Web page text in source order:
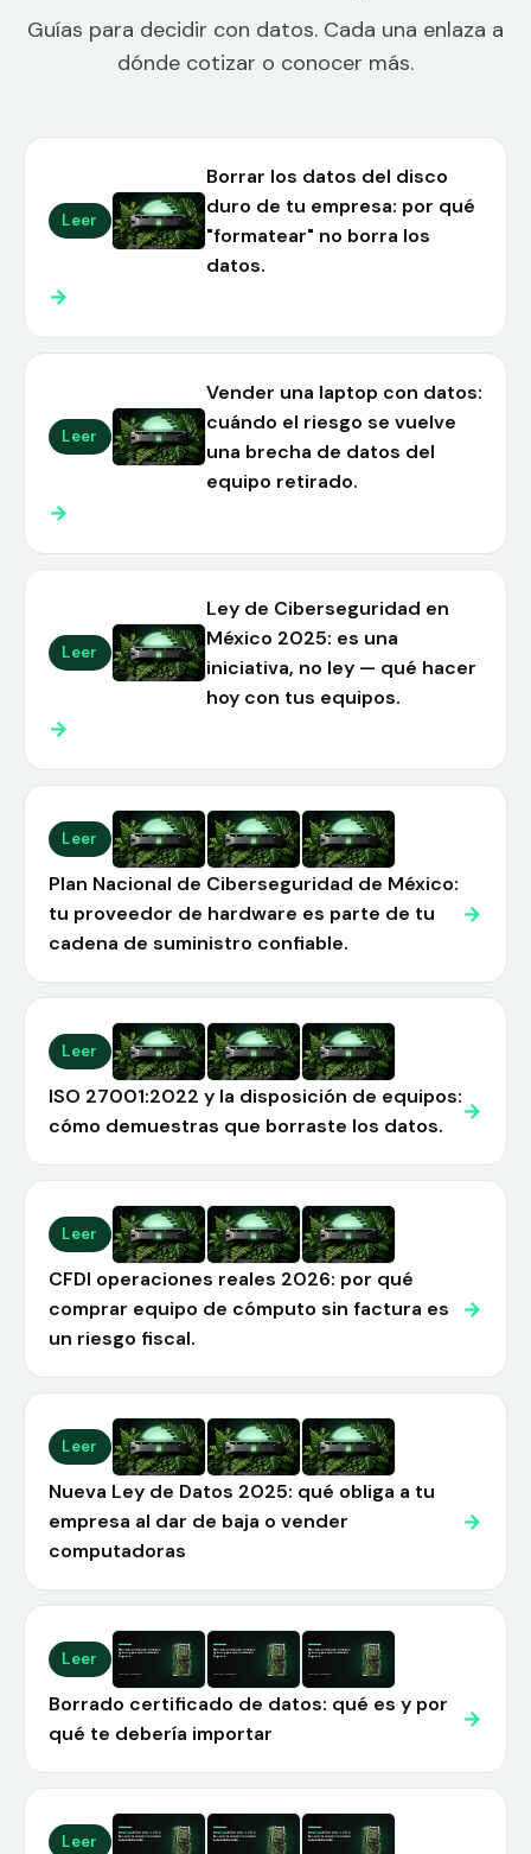
Guías para decidir con datos. Cada una enlaza a
dónde cotizar o conocer más.
Leer
Borrar los datos del disco
duro de tu empresa: por qué
"formatear" no borra los
datos.
→
Leer
Vender una laptop con datos:
cuándo el riesgo se vuelve
una brecha de datos del
equipo retirado.
→
Leer
Ley de Ciberseguridad en
México 2025: es una
iniciativa, no ley — qué hacer
hoy con tus equipos.
→
Leer
Plan Nacional de Ciberseguridad de México:
tu proveedor de hardware es parte de tu
cadena de suministro confiable.
→
Leer
ISO 27001:2022 y la disposición de equipos:
cómo demuestras que borraste los datos.
→
Leer
CFDI operaciones reales 2026: por qué
comprar equipo de cómputo sin factura es
un riesgo fiscal.
→
Leer
Nueva Ley de Datos 2025: qué obliga a tu
empresa al dar de baja o vender
computadoras
→
Leer
Borrado certificado de datos: qué es y por
qué te debería importar
→
Leer